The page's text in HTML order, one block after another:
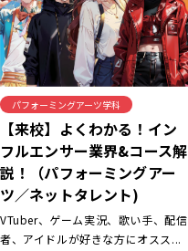
パフォーミングアーツ学科
【来校】よくわかる！イン
フルエンサー業界&コース解
説！（パフォーミングアー
ツ／ネットタレント)
VTuber、ゲーム実況、歌い手、配信
者、アイドルが好きな方にオスス...